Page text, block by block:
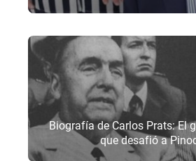
Biografía de Carlos Prats: El
que desafió a